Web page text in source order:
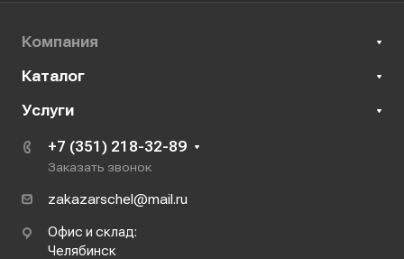
Компания
Каталог
Услуги
+7 (351) 218-32-89
Заказать звонок
zakazarschel@mail.ru
Офис и склад:
Челябинск